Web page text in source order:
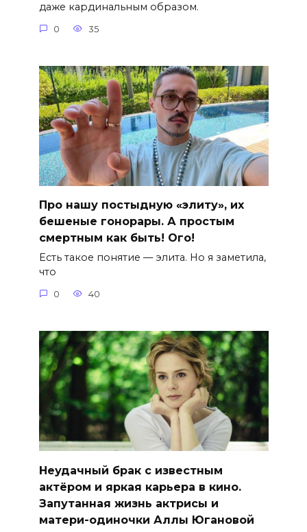
даже кардинальным образом.
0 35
Про нашу постыдную «элиту», их
бешеные гонорары. А простым
смертным как быть! Ого!
Есть такое понятие — элита. Но я заметила,
что
0 40
Неудачный брак с известным
актёром и яркая карьера в кино.
Запутанная жизнь актрисы и
матери-одиночки Аллы Югановой